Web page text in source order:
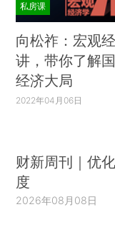
私房课
向松祚：宏观
讲，带你了解
经济大局
2022年04月06日
财新周刊｜优
度
2026年08月08日